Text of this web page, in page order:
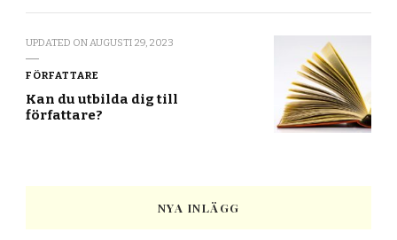
UPDATED ONAUGUSTI 29, 2023
FÖRFATTARE
Kan du utbilda dig till
författare?
NYA INLÄGG